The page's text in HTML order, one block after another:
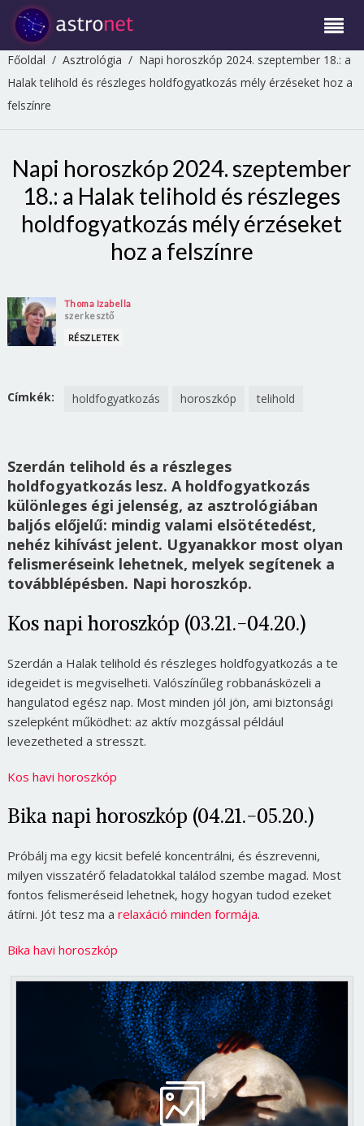
Főoldal / Asztrológia / Napi horoszkóp 2024. szeptember 18.: a
Halak telihold és részleges holdfogyatkozás mély érzéseket hoz a
felszínre
Napi horoszkóp 2024. szeptember
18.: a Halak telihold és részleges
holdfogyatkozás mély érzéseket
hoz a felszínre
Thoma Izabella
szerkesztő
RÉSZLETEK
Címkék: holdfogyatkozás horoszkóp telihold
Szerdán telihold és a részleges
holdfogyatkozás lesz. A holdfogyatkozás
különleges égi jelenség, az asztrológiában
baljós előjelű: mindig valami elsötétedést,
nehéz kihívást jelent. Ugyanakkor most olyan
felismeréseink lehetnek, melyek segítenek a
továbblépésben. Napi horoszkóp.
Kos napi horoszkóp (03.21.-04.20.)
Szerdán a Halak telihold és részleges holdfogyatkozás a te
idegeidet is megviselheti. Valószínűleg robbanásközeli a
hangulatod egész nap. Most minden jól jön, ami biztonsági
szelepként működhet: az aktív mozgással például
levezetheted a stresszt.
Kos havi horoszkóp
Bika napi horoszkóp (04.21.-05.20.)
Próbálj ma egy kicsit befelé koncentrálni, és észrevenni,
milyen visszatérő feladatokkal találod szembe magad. Most
fontos felismeréseid lehetnek, hogy hogyan tudod ezeket
átírni. Jót tesz ma a relaxáció minden formája.
Bika havi horoszkóp